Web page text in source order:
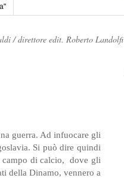
/direttore edit. Roberto Landolfi
guerra. Ad infuocare gli
Si può dire quindi
di calcio,
dove gli
della Dinamo, vennero a